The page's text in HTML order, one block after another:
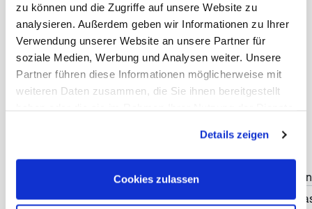
zu können und die Zugriffe auf unsere Website zu
analysieren. Außerdem geben wir Informationen zu Ihrer
Verwendung unserer Website an unsere Partner für
soziale Medien, Werbung und Analysen weiter. Unsere
Partner führen diese Informationen möglicherweise mit
weiteren Daten zusammen, die Sie ihnen bereitgestellt
Cookies, wenn Sie unsere Webseite weiterhin nutzen.
Details zeigen
Cookies zulassen
Reise
Anzahl der Reisenden *
Haben Sie